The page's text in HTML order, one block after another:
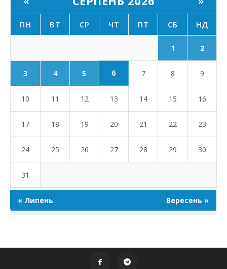
ПН ВТ СР ЧТ ПТ СБ НД
1 2
3 4 5 6 7 8 9
10 11 12 13 14 15 16
17 18 19 20 21 22 23
24 25 26 27 28 29 30
31
« Липень Вересень »